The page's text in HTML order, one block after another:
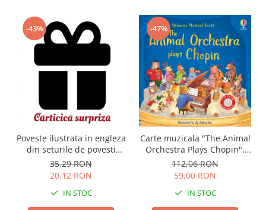
-43%
Poveste ilustrata in engleza
din seturile de povesti
Usborne
35,29 RON
20,12 RON
IN STOC
-47%
Carte muzicala "The Animal
Orchestra Plays Chopin",
cartonata, Usborne
112,06 RON
59,00 RON
IN STOC